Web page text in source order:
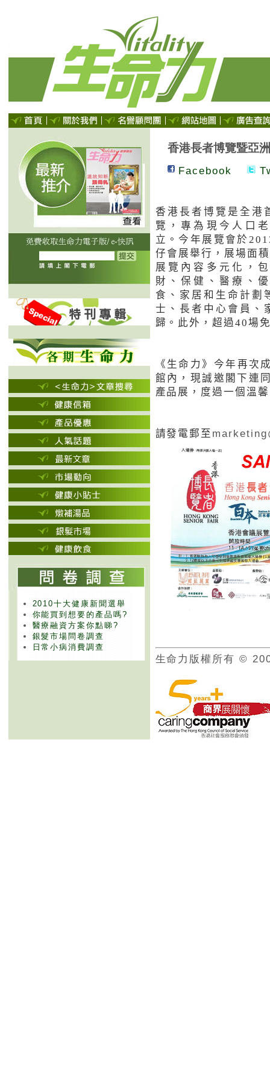
2010十大健康新聞選舉
你能買到想要的產品嗎?
醫療融資方案你點睇?
銀髮市場問卷調查
日常小病消費調查
香港長者博覽暨亞
Facebook
香港長者博覽是全港
覽，專為現今人口
立。今年展覽會於
仔會展舉行，展場面
展覽內容多元化，
財、保健、醫療、
食、家居和生命計劃
士、長者中心會員、
歸。此外，超過40場
《 生命力 》今年 再次
館內，現誠邀閣下連
產品展，度過一個溫
請發電郵至
生命力版權所有 ©